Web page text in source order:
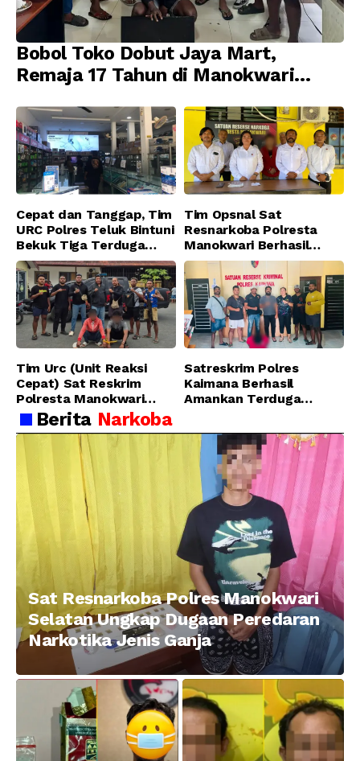
Bobol Toko Dobut Jaya Mart,
Remaja 17 Tahun di Manokwari
Jatanras Polda Papua Barat
Cepat dan Tanggap, Tim
URC Polres Teluk Bintuni
Bekuk Tiga Terduga
Pelaku Pencurian di SMA
Sanawesen
Tim Opsnal Sat
Resnarkoba Polresta
Manokwari Berhasil
Ungkap Kasus Tindak
Pidana Narkotika
Golongan I Jenis Shabu
di SP 4 Distrik Prafi kab.
Manokwari
Tim Urc (Unit Reaksi
Cepat) Sat Reskrim
Polresta Manokwari
Berhasil Tangkap 2
Pelaku Pengeroyokan di
Taman Ria kab.
Manokwari
Satreskrim Polres
Kaimana Berhasil
Amankan Terduga
Menggunakan Senjata
Tajam
Berita Narkoba
Sat Resnarkoba Polres Manokwari
Selatan Ungkap Dugaan Peredaran
Narkotika Jenis Ganja